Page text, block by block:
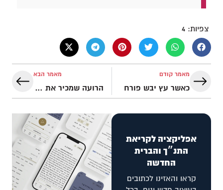
צפיות: 4
מאמר קודם
כאשר עץ יבש פורח
מאמר הבא
הרועה שמכיר את שמי
אפליקציה לקריאת
התנ״ך והברית
החדשה
קראו והאזינו לכתובים